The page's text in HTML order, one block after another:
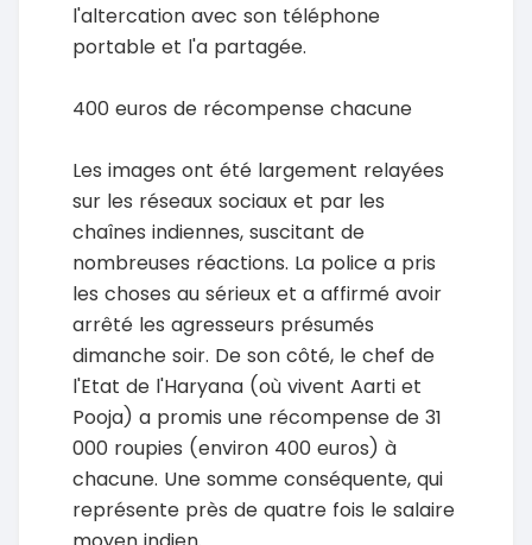
l'altercation avec son téléphone
portable et l'a partagée.
400 euros de récompense chacune
Les images ont été largement relayées
sur les réseaux sociaux et par les
chaînes indiennes, suscitant de
nombreuses réactions. La police a pris
les choses au sérieux et a affirmé avoir
arrêté les agresseurs présumés
dimanche soir. De son côté, le chef de
l'Etat de l'Haryana (où vivent Aarti et
Pooja) a promis une récompense de 31
000 roupies (environ 400 euros) à
chacune. Une somme conséquente, qui
représente près de quatre fois le salaire